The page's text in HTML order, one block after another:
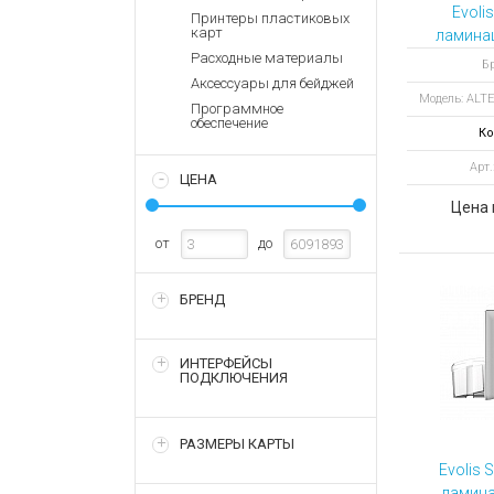
Запасные
части
Терминалы
оплаты
Архивные
Зарядные
Архивные
Принтеры пластиковых
карт
Расходные материалы
Аксессуары для бейджей
Программное
обеспечение
ЦЕНА
от до
БРЕНД
ИНТЕРФЕЙСЫ
ПОДКЛЮЧЕНИЯ
РАЗМЕРЫ КАРТЫ
Модель:
Цена
Evolis